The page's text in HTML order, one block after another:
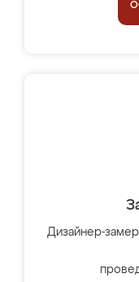
Дизайнер-